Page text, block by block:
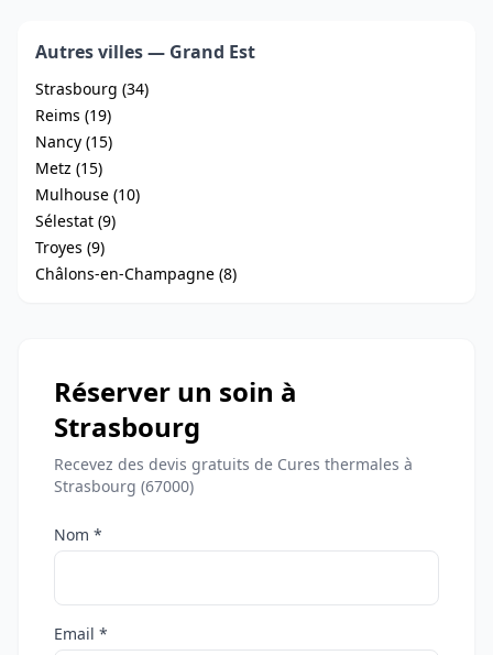
Autres villes — Grand Est
Strasbourg (34)
Reims (19)
Nancy (15)
Metz (15)
Mulhouse (10)
Sélestat (9)
Troyes (9)
Châlons-en-Champagne (8)
Réserver un soin à
Strasbourg
Recevez des devis gratuits de Cures thermales à
Strasbourg (67000)
Nom *
Email *